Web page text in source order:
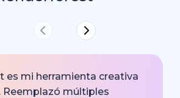
es mi herramienta creativa
Reemplazó múltiples